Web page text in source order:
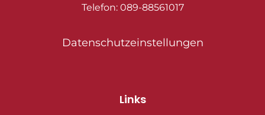
Telefon: 089-88561017
Datenschutzeinstellungen
Links